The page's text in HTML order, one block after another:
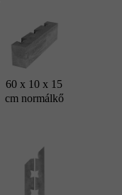
60 x 10 x 15
cm normálkő